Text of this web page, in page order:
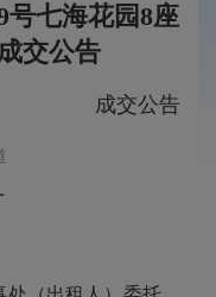
号七海花园8座
交公告
成交公告